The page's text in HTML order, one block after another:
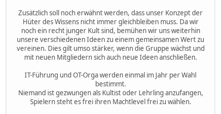
Zusätzlich soll noch erwähnt werden, dass unser Konzept der
Hüter des Wissens nicht immer gleichbleiben muss. Da wir
noch ein recht junger Kult sind, bemühen wir uns weiterhin
unsere verschiedenen Ideen zu einem gemeinsamen Wert zu
vereinen. Dies gilt umso stärker, wenn die Gruppe wächst und
mit neuen Mitgliedern sich auch neue Ideen anschließen.
IT-Führung und OT-Orga werden einmal im Jahr per Wahl
bestimmt.
Niemand ist gezwungen als Kultist oder Lehrling anzufangen,
Spielern steht es frei ihren Machtlevel frei zu wählen.